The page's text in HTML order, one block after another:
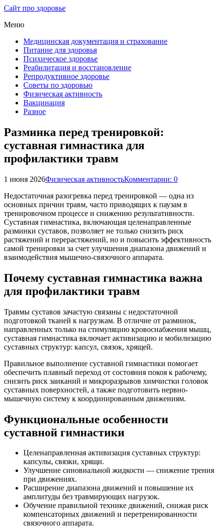
Сайт про здоровье
Меню
Медицинская документация и страхование
Питание для здоровья
Психическое здоровье
Реабилитация и восстановление
Репродуктивное здоровье
Советы по здоровью
Физическая активность
Вакцинация
Разное
Разминка перед тренировкой:
суставная гимнастика для
профилактики травм
1 июня 2026Физическая активностьКомментарии: 0
Недостаточная разогревка перед тренировкой — одна из
основных причин травм, часто приводящих к паузам в
тренировочном процессе и снижению результативности.
Суставная гимнастика, включающая целенаправленные
разминки суставов, позволяет не только снизить риск
растяжений и перерастяжений, но и повысить эффективность
самой тренировки за счет улучшения диапазона движений и
взаимодействия мышечно-связочного аппарата.
Почему суставная гимнастика важна
для профилактики травм
Травмы суставов зачастую связаны с недостаточной
подготовкой тканей к нагрузкам. В отличие от разминок,
направленных только на стимуляцию кровоснабжения мышц,
суставная гимнастика включает активизацию и мобилизацию
суставных структур: капсул, связок, хрящей.
Правильное выполнение суставной гимнастики помогает
обеспечить плавный переход от состояния покоя к рабочему,
снизить риск заиканий и микроразрывов химчистки головок
суставных поверхностей, а также подготовить нервно-
мышечную систему к координированным движениям.
Функциональные особенности
суставной гимнастики
Целенаправленная активизация суставных структур:
капсулы, связки, хрящи.
Улучшение синовиальной жидкости — снижение трения
при движениях.
Расширение диапазона движений и повышение их
амплитуды без травмирующих нагрузок.
Обучение правильной технике движений, снижая риск
компенсаторных движений и перетренированности
связочного аппарата.